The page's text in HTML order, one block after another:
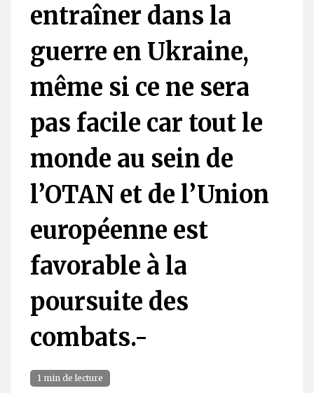
entraîner dans la
guerre en Ukraine,
même si ce ne sera
pas facile car tout le
monde au sein de
l’OTAN et de l’Union
européenne est
favorable à la
poursuite des
combats.-
1 min de lecture